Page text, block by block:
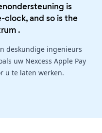
is
and so is the
.
deskundige ingenieurs
uw Nexcess Apple Pay
u te laten werken.